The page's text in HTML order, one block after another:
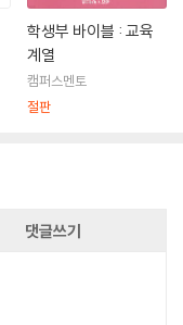
학생부 바이블 : 교육
계열
캠퍼스멘토
절판
댓글쓰기